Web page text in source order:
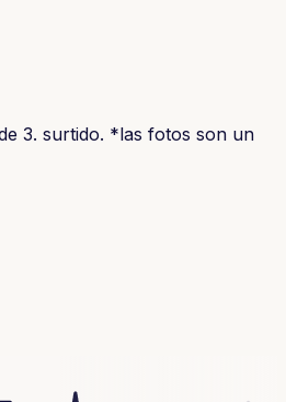
3. surtido. *las fotos son un